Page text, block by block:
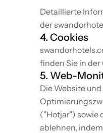
Detaillierte
der
4. Cookies
finden Sie in
5. Web-
Die Website
("Hotjar") sowie
ablehnen,